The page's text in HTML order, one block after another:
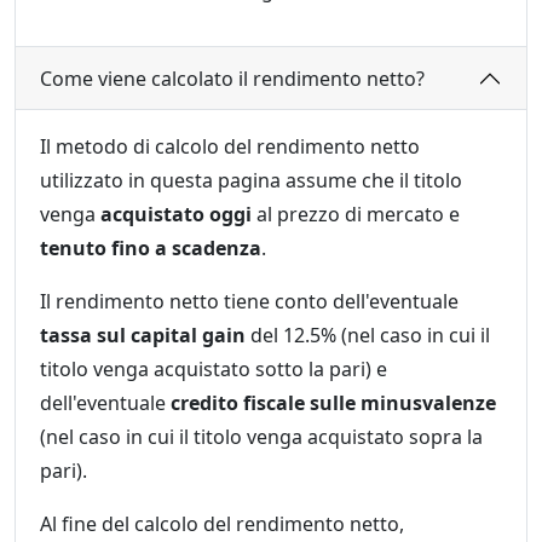
Come viene calcolato il rendimento netto?
Il metodo di calcolo del rendimento netto
utilizzato in questa pagina assume che il titolo
venga acquistato oggi al prezzo di mercato e
tenuto fino a scadenza.
Il rendimento netto tiene conto dell'eventuale
tassa sul capital gain del 12.5% (nel caso in cui il
titolo venga acquistato sotto la pari) e
dell'eventualecredito fiscale sulle minusvalenze
(nel caso in cui il titolo venga acquistato sopra la
pari).
Al fine del calcolo del rendimento netto,